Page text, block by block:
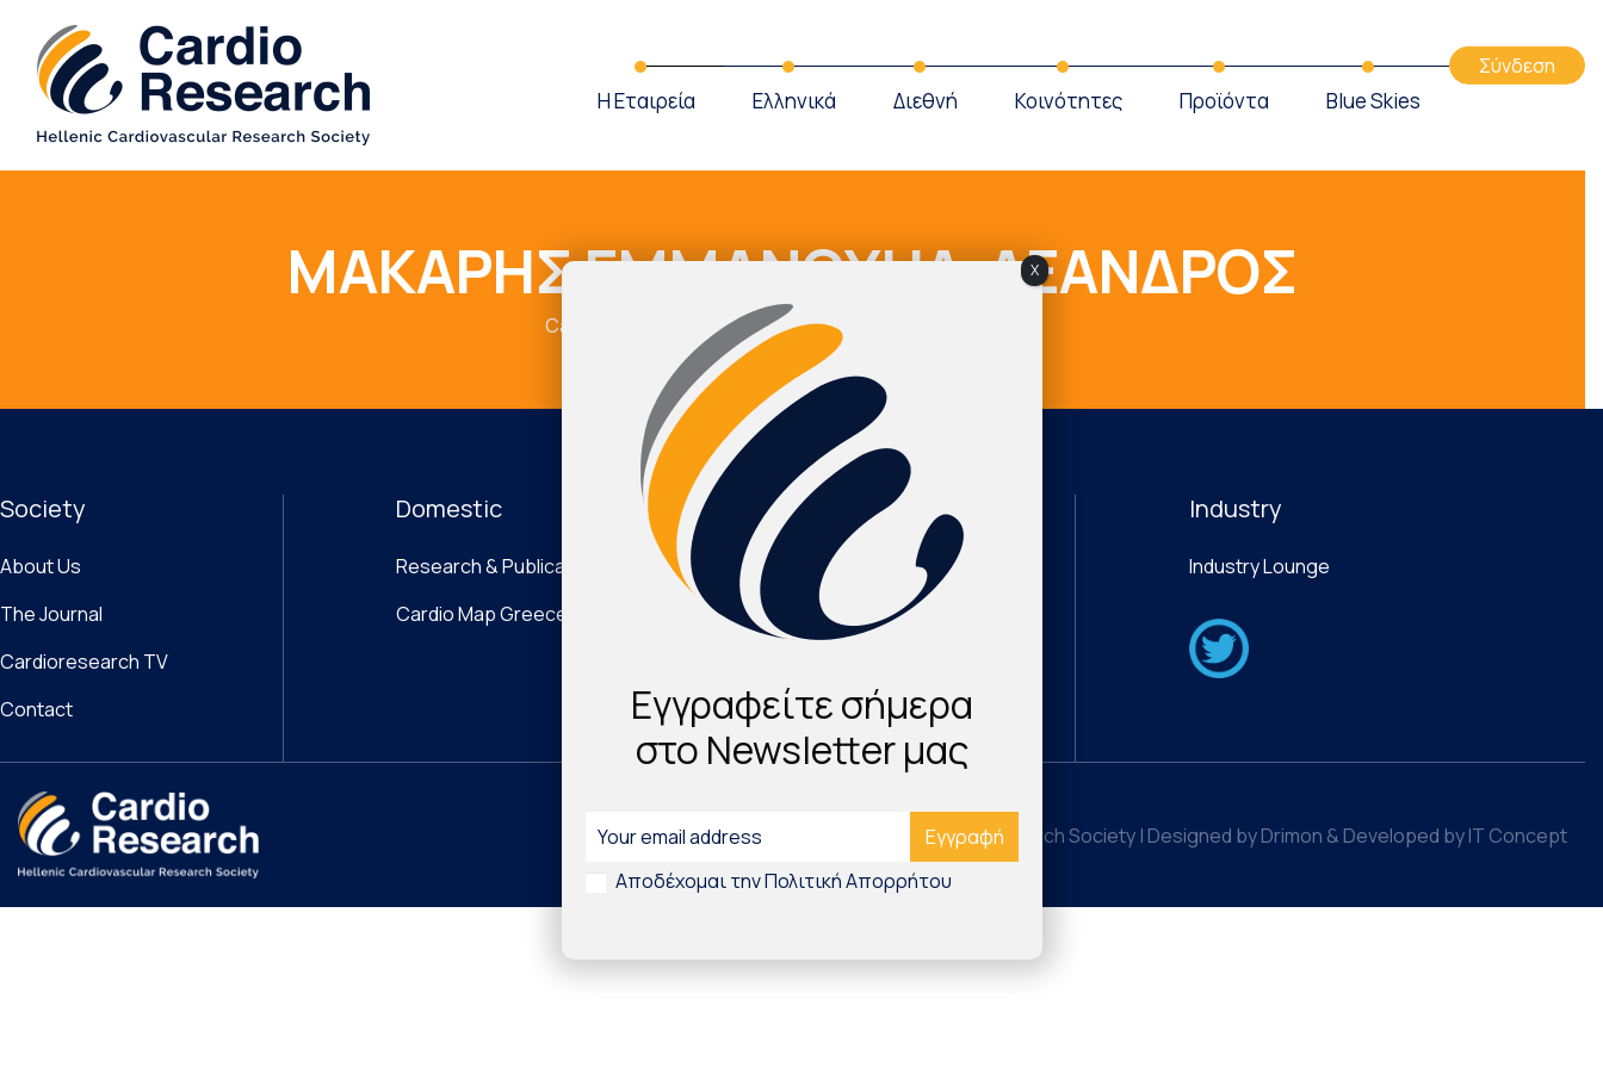
Η Εταιρεία Ελληνικά Διεθνή Κοινότητες Προϊόντα Blue Skies
Σύνδεση
ΜΑΚΑΡΗΣ ΕΜΜΑΝΟΥΗΛ-ΛΕΑΝΔΡΟΣ
Cardio Map Greece ΜΑΚΑΡΗΣ ΕΜΜΑΝΟΥΗΛ-ΛΕΑΝΔΡΟΣ
Society
About Us
The Journal
Cardioresearch TV
Contact
Domestic
Research & Publications
Cardio Map Greece
International
Νέα Τεχνολογικά Προϊόντα
Digital Health & Innovation
Industry
Industry Lounge
©2026 Hellenic Cardiovascular Research Society | Designed by Drimon & Developed by IT Concept
Εγγραφείτε σήμερα
στο Newsletter μας
Αποδέχομαι την Πολιτική Απορρήτου
X